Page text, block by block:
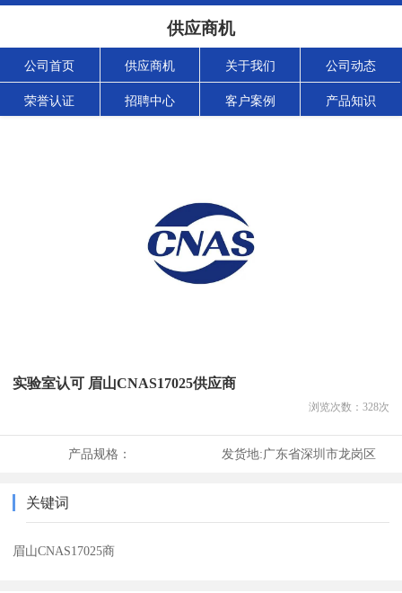
供应商机
公司首页 供应商机 关于我们 公司动态
荣誉认证 招聘中心 客户案例 产品知识
实验室认可 眉山CNAS17025供应商
浏览次数： 328次
产品规格： 发货地:广东省深圳市龙岗区
关键词
眉山CNAS17025商